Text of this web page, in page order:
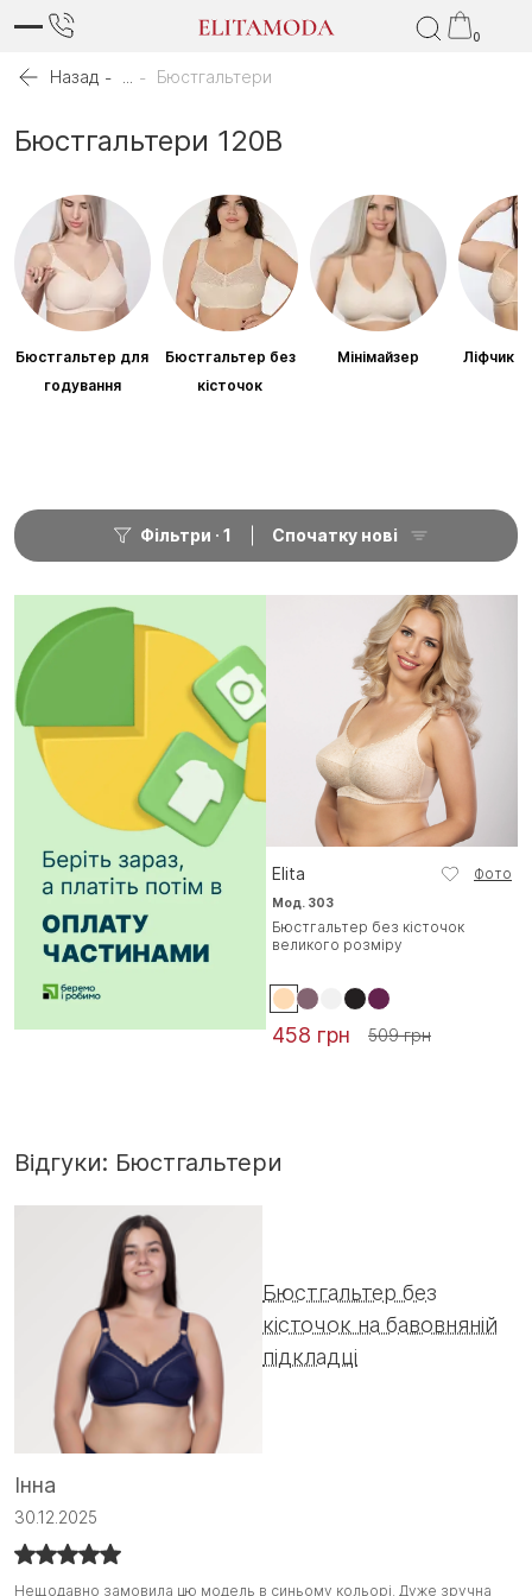
0
Назад Бюстгальтери
Бюстгальтери 120B
Бюстгальтер для
годування
Бюстгальтер без
кісточок
Мінімайзер Ліфчик
Фільтри 1 Спочатку нові
Elita Фото
Мод. 303
Бюстгальтер без кісточок
великого розміру
458 грн 509 грн
Відгуки: Бюстгальтери
Бюстгальтер без
кісточок на бавовняній
підкладці
Інна
30.12.2025
Нещодавно замовила цю модель в синьому кольорі. Дуже зручна
Нещодавно замовила цю модель в синьому кольорі. Дуже зручна